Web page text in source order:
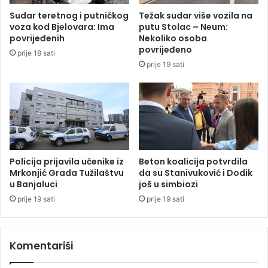
j
e
d
n
o
t
U
N
-
a
t
n
a
B
o
g
r
a
d
u
(
V
O
Sudar teretnog i putničkog
voza kod Bjelovara: Ima
povrijeđenih
prije 18 sati
Težak sudar više vozila na
putu Stolac – Neum:
Nekoliko osoba
povrijeđeno
prije 19 sati
Policija prijavila učenike iz
Mrkonjić Grada Tužilaštvu
u Banjaluci
prije 19 sati
Beton koalicija potvrdila
da su Stanivuković i Dodik
još u simbiozi
prije 19 sati
Komentariši